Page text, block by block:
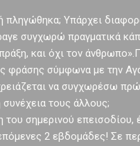
Υπάρχει
συγχωρώ πραγματικά
και όχι τον
φράσης σύμφωνα με την
να συγχωρέσω
συνέχεια τους άλλους;
του σημερινού επεισοδίου,
2 εβδομάδες! Σε